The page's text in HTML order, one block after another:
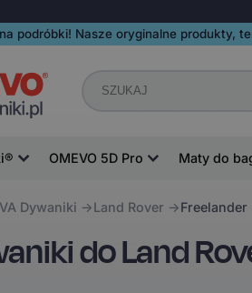
podróbki! Nasze oryginalne produkty,
OMEVO 5D Pro Maty do
Dywaniki Land Rover Freelander
do Land